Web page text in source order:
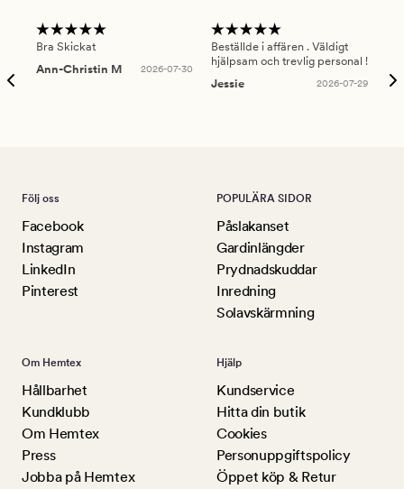
Bra Skickat
Ann-Christin M
2026-07-30
Beställde i affären . Väldigt
hjälpsam och trevlig personal !
Jessie
2026-07-29
Följ oss
Facebook
Instagram
LinkedIn
Pinterest
POPULÄRA SIDOR
Påslakanset
Gardinlängder
Prydnadskuddar
Inredning
Solavskärmning
Om Hemtex
Hållbarhet
Kundklubb
Om Hemtex
Press
Jobba på Hemtex
Hjälp
Kundservice
Hitta din butik
Cookies
Personuppgiftspolicy
Öppet köp & Retur